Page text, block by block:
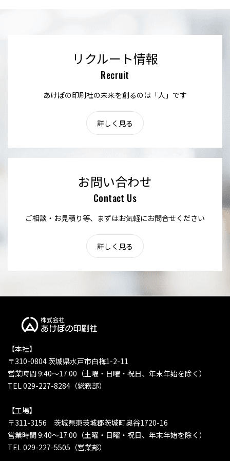
リクルート情報
Recruit
あけぼの印刷社の未来を創るのは「人」です
詳しく見る
お問い合わせ
Contact Us
ご相談・お見積り等、まずはお気軽にお問合せください
詳しく見る
【本社】
〒310-0804 茨城県水戸市白梅1-2-11
営業時間 9:40〜17:00（土曜・日曜・祝日、年末年始を除く）
TEL 029-227-8284（総務部）
【工場】
〒311-3156 茨城県東茨城郡茨城町奥谷1720-16
営業時間 9:40〜17:00（土曜・日曜・祝日、年末年始を除く）
TEL 029-227-5505（営業部）